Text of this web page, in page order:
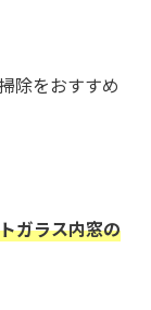
除をおすすめ
ガラス内窓の